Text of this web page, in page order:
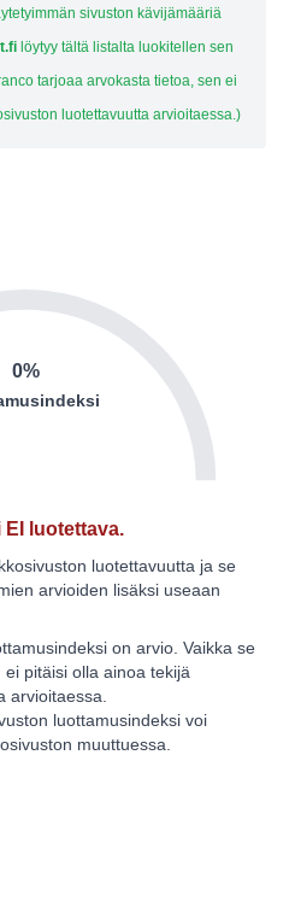
sivuston kävijämääriä
löytyy tältä listalta luokitellen sen
tarjoaa arvokasta tietoa, sen ei
luotettavuutta arvioitaessa.)
0%
luotettava.
luotettavuutta ja se
arvioiden lisäksi useaan
on arvio. Vaikka se
pitäisi olla ainoa tekijä
arvioitaessa.
luottamusindeksi voi
muuttuessa.